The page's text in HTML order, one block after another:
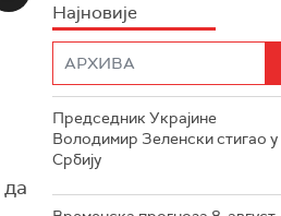
Најновије
Председник Украјине
Володимир Зеленски стигао у
Србију